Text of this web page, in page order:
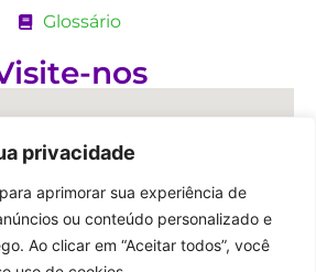
privacidade
aprimorar sua experiência de
ou conteúdo personalizado e
Ao clicar em “Aceitar todos”, você
Glossário
nos